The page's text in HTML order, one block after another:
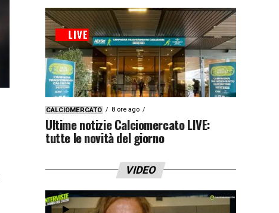
CALCIOMERCATO 8 ore ago
Ultime notizie Calciomercato LIVE:
tutte le novità del giorno
VIDEO